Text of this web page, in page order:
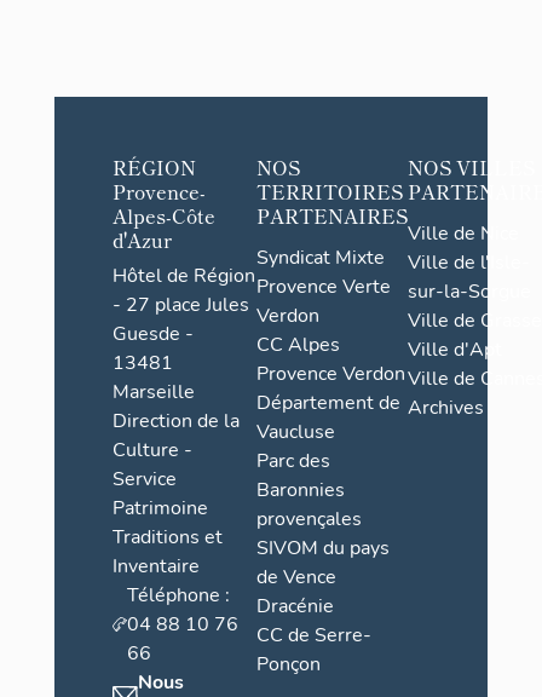
RÉGION
Provence-
Alpes-Côte
d'Azur
Hôtel de Région
- 27 place Jules
Guesde -
13481
Marseille
Direction de la
Culture -
Service
Patrimoine
Traditions et
Inventaire
Téléphone :
04 88 10 76
66
Nous
NOS
TERRITOIRES
PARTENAIRES
Syndicat Mixte
Provence Verte
Verdon
CC Alpes
Provence Verdon
Département de
Vaucluse
Parc des
Baronnies
provençales
SIVOM du pays
de Vence
Dracénie
CC de Serre-
Ponçon
NOS VILLES
Ville de Nice
Ville de l'Isle-
sur-la-Sorgue
Ville de Grasse
Ville d'Apt
Ville de
Archives